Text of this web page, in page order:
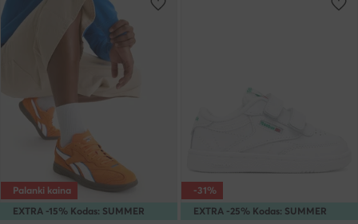
EXTRA -15% Kodas: SUMMER
Palanki kaina
EXTRA -25% Kodas: SUMMER
-31%